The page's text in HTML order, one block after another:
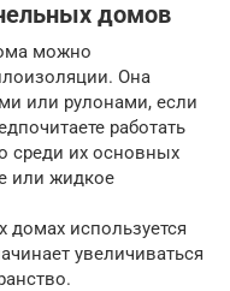
домов
можно
Она
или рулонами, если
работать
среди их основных
или жидкое
используется
увеличиваться